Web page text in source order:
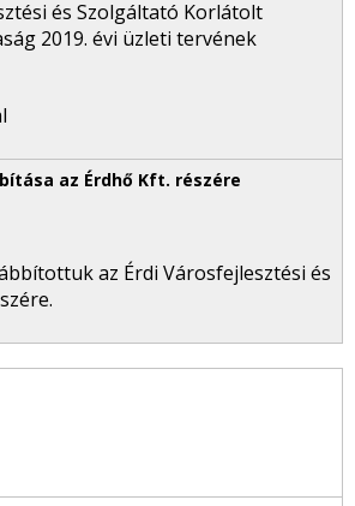
és Szolgáltató Korlátolt
2019. évi üzleti tervének
az Érdi Városfejlesztési és